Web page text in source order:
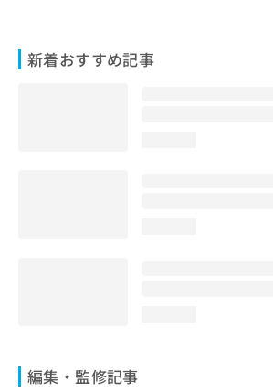
新着おすすめ記事
編集・監修記事
い
合